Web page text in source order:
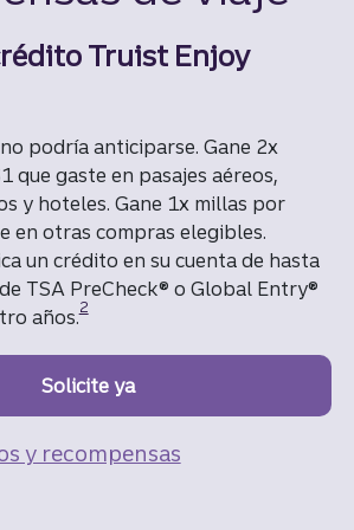
Truist Enjoy
podría anticiparse. Gane 2x
que gaste en pasajes aéreos,
y hoteles. Gane 1x millas por
en otras compras elegibles.
Divulgación
un crédito en su cuenta de hasta
TSA PreCheck® o Global Entry®
años.
Divulgación
2
Solicite yauna tarjeta de crédito
y recompensas